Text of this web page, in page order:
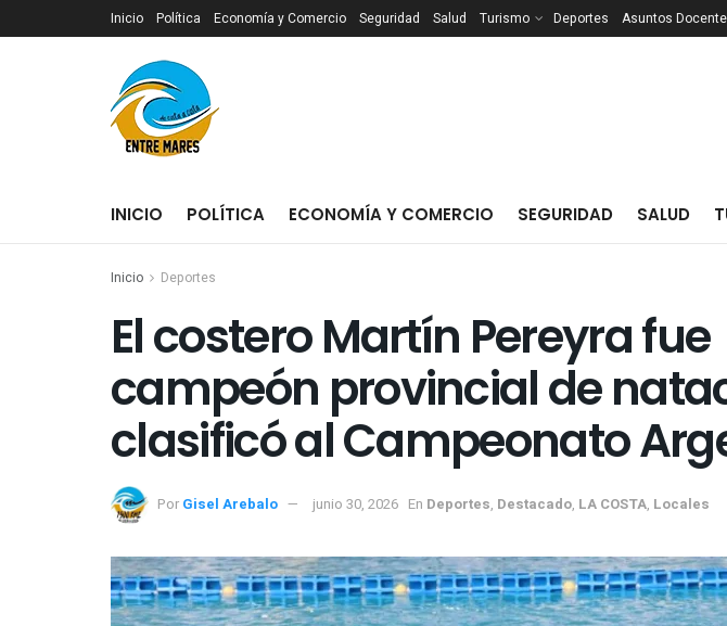
Inicio Política Economía y Comercio Seguridad Salud Turismo Deportes Asuntos
INICIO POLÍTICA ECONOMÍA Y COMERCIO SEGURIDAD SALUD
Inicio Deportes
El costero Martín Pereyra fue
campeón provincial de
clasificó al Campeonato
Por Gisel Arebalo junio 30, 2026 En Deportes, Destacado, LA COSTA, Locales